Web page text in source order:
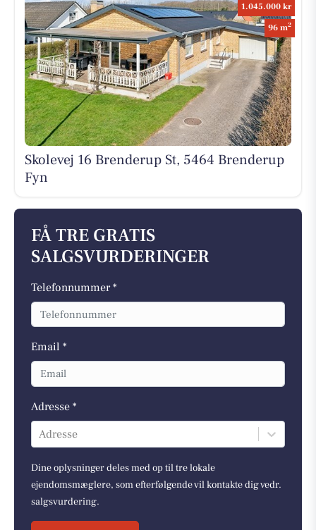
1.045.000 kr
96 m2
Skolevej 16 Brenderup St, 5464 Brenderup
Fyn
FÅ TRE GRATIS
SALGSVURDERINGER
Telefonnummer *
Email *
Adresse *
Adresse
Dine oplysninger deles med op til tre lokale
ejendomsmæglere, som efterfølgende vil kontakte dig vedr.
salgsvurdering.